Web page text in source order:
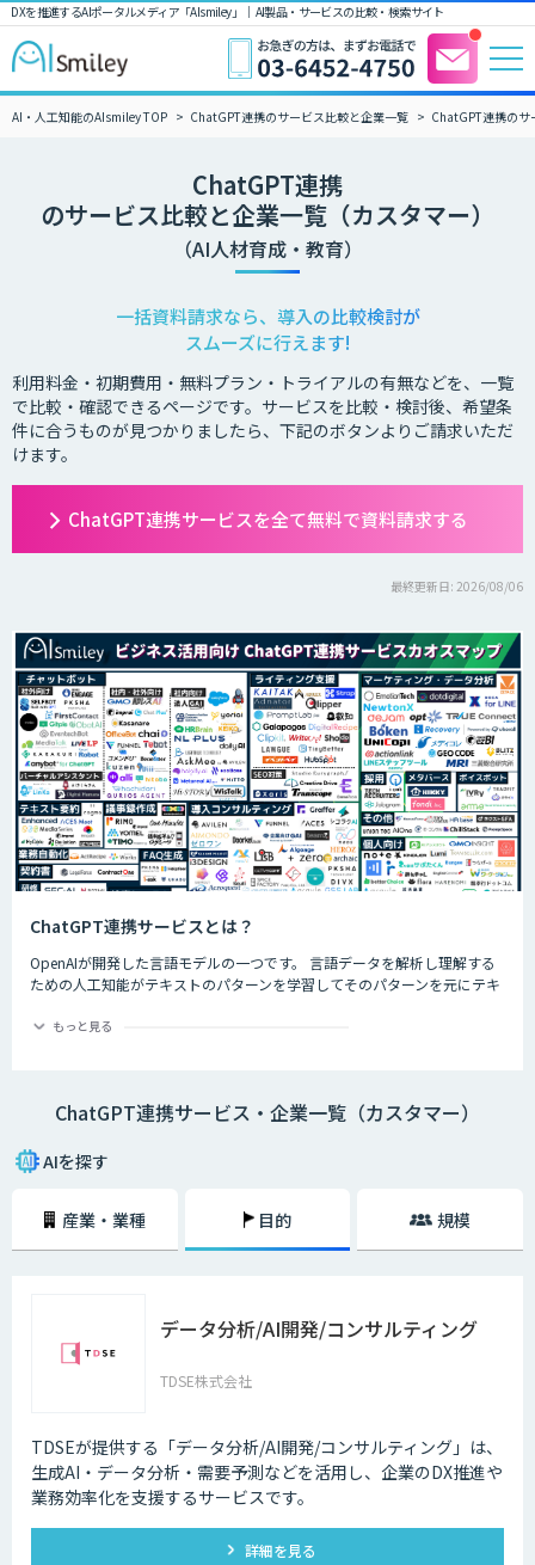
DXを推進するAIポータルメディア「AIsmiley」｜ AI製品・サービスの比較・検索サイト
AI・人工知能のAIsmiley TOP ChatGPT連携のサービス比較と企業一覧 ChatGPT連携のサ
ChatGPT連携
のサービス比較と企業一覧（カスタマー）
（AI人材育成・教育）
一括資料請求なら、導入の比較検討が
スムーズに行えます!
利用料金・初期費用・無料プラン・トライアルの有無などを、一覧
で比較・確認できるページです。サービスを比較・検討後、希望条
件に合うものが見つかりましたら、下記のボタンよりご請求いただ
けます。
ChatGPT連携サービスを全て無料で資料請求する
最終更新日: 2026/08/06
ChatGPT連携サービスとは？
OpenAIが開発した言語モデルの一つです。 言語データを解析し理解する
ための人工知能がテキストのパターンを学習してそのパターンを元にテキ
ChatGPTの最大の特徴として、人間との自然な対話を模倣することがで
もっと見る
ChatGPT連携サービス・企業一覧（カスタマー）
AIを探す
産業・業種 目的 規模
データ分析/AI開発/コンサルティング
TDSE株式会社
TDSEが提供する「データ分析/AI開発/コンサルティング」は、
生成AI・データ分析・需要予測などを活用し、企業のDX推進や
業務効率化を支援するサービスです。
詳細を見る